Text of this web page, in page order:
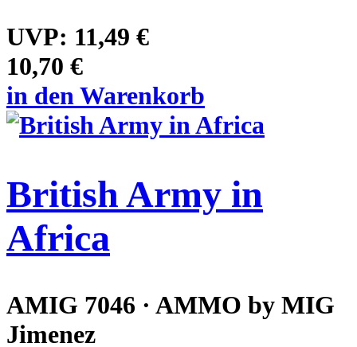
UVP: 11,49 €
10,70 €
in den Warenkorb
British Army in
Africa
AMIG 7046 · AMMO by MIG
Jimenez